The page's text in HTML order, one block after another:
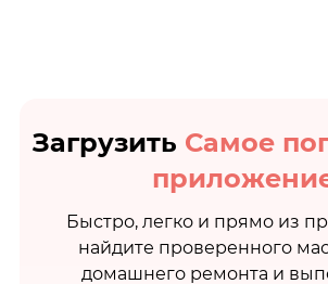
Загрузить Самое
Быстро, легко и прямо из
найдите проверенного
домашнего ремонта и